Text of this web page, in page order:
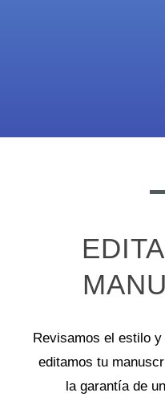
Revisamos el estilo
editamos tu
la garantía de